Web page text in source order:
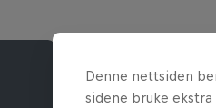
Denne nettsiden
sidene bruke